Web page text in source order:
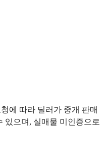
에 따라 딜러가 중개 판매
있으며, 실매물 미인증으로